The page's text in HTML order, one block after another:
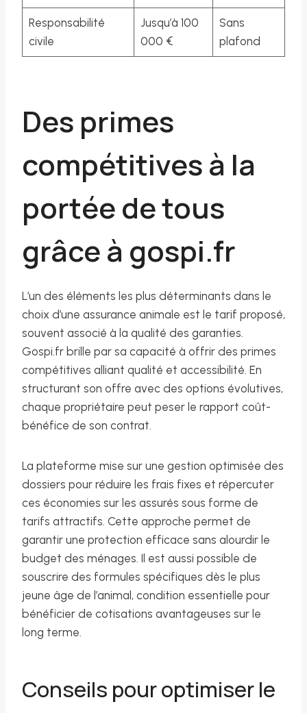
Responsabilité
civile
Jusqu’à 100
000 €
Sans
plafond
Des primes
compétitives à la
portée de tous
grâce à gospi.fr
L’un des éléments les plus déterminants dans le
choix d’une assurance animale est le tarif proposé,
souvent associé à la qualité des garanties.
Gospi.fr brille par sa capacité à offrir des primes
compétitives alliant qualité et accessibilité. En
structurant son offre avec des options évolutives,
chaque propriétaire peut peser le rapport coût-
bénéfice de son contrat.
La plateforme mise sur une gestion optimisée des
dossiers pour réduire les frais fixes et répercuter
ces économies sur les assurés sous forme de
tarifs attractifs. Cette approche permet de
garantir une protection efficace sans alourdir le
budget des ménages. Il est aussi possible de
souscrire des formules spécifiques dès le plus
jeune âge de l’animal, condition essentielle pour
bénéficier de cotisations avantageuses sur le
long terme.
Conseils pour optimiser le